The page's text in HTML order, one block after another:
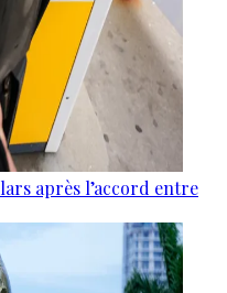
après l’accord entre